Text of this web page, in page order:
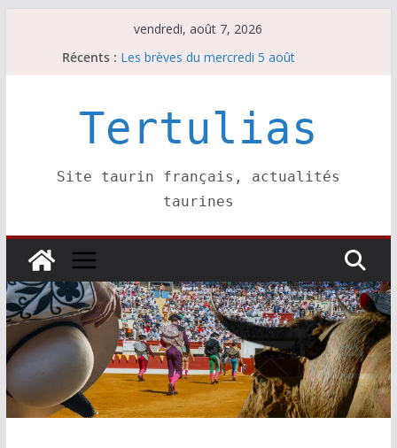
vendredi, août 7, 2026
Récents : Les brèves du mercredi 5 août
Escalafón 2026 – novilleros –
Tertulias
Site taurin français, actualités
taurines